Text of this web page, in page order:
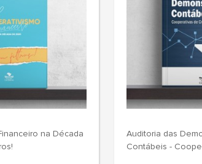
na Década
Auditoria das
Contábeis -